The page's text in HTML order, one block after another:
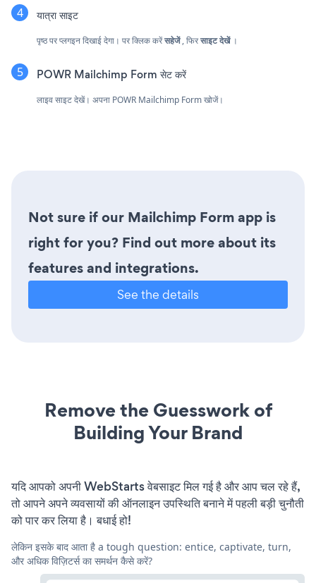
यात्रा साइट
पृष्ठ पर प्लगइन दिखाई देगा। पर क्लिक करेंसहेजें, फिरसाइट देखें।
POWR Mailchimp Form सेट करें
लाइव साइट देखें। अपना POWR Mailchimp Form खोजें।
Not sure if our Mailchimp Form app is
right for you? Find out more about its
features and integrations.
See the details
Remove the Guesswork of
Building Your Brand
यदि आपको अपनी WebStarts वेबसाइट मिल गई है और आप चल रहे हैं,
तो आपने अपने व्यवसायों की ऑनलाइन उपस्थिति बनाने में पहली बड़ी चुनौती
को पार कर लिया है। बधाई हो!
लेकिन इसके बाद आता है a tough question: entice, captivate, turn,
और अधिक विज़िटर्स का समर्थन कैसे करें?